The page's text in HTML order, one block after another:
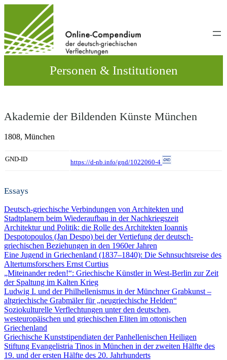
wechseln
Personen & Institutionen
Akademie der Bildenden Künste München
1808, München
GND-ID https://d-nb.info/gnd/1022060-4
Essays
Deutsch-griechische Verbindungen von Architekten und
Stadtplanern beim Wiederaufbau in der Nachkriegszeit
Architektur und Politik: die Rolle des Architekten Ioannis
Despotopoulos (Jan Despo) bei der Vertiefung der deutsch-
griechischen Beziehungen in den 1960er Jahren
Eine Jugend in Griechenland (1837–1840): Die Sehnsuchtsreise des
Altertumsforschers Ernst Curtius
„Miteinander reden!“: Griechische Künstler in West-Berlin zur Zeit
der Spaltung im Kalten Krieg
Ludwig I. und der Philhellenismus in der Münchner Grabkunst –
altgriechische Grabmäler für „neugriechische Helden“
Soziokulturelle Verflechtungen unter den deutschen,
westeuropäischen und griechischen Eliten im ottonischen
Griechenland
Griechische Kunststipendiaten der Panhellenischen Heiligen
Stiftung Evangelistria Tinos in München in der zweiten Hälfte des
19. und der ersten Hälfte des 20. Jahrhunderts